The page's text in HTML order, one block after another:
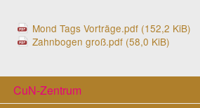
Mond Tags Vorträge.pdf (152,2 KiB)
Zahnbogen groß.pdf (58,0 KiB)
Navigation
überspringen
CuN-Zentrum